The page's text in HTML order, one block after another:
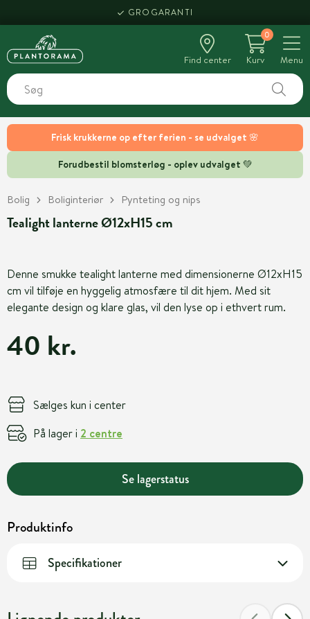
Frisk krukkerne op efter ferien - se udvalget 🌸
Forudbestil blomsterløg - oplev udvalget 💚
GROGARANTI
Find center
0
Kurv
Menu
Bolig Boliginteriør Pynteting og nips
Tealight lanterne Ø12xH15 cm
Denne smukke tealight lanterne med dimensionerne Ø12xH15
cm vil tilføje en hyggelig atmosfære til dit hjem. Med sit
elegante design og klare glas, vil den lyse op i ethvert rum.
40 kr.
Sælges kun i center
På lager i 2 centre
Se lagerstatus
Produktinfo
Specifikationer